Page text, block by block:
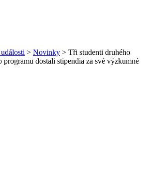
> Novinky > Tři studenti druhého
programu dostali stipendia za své výzkumné